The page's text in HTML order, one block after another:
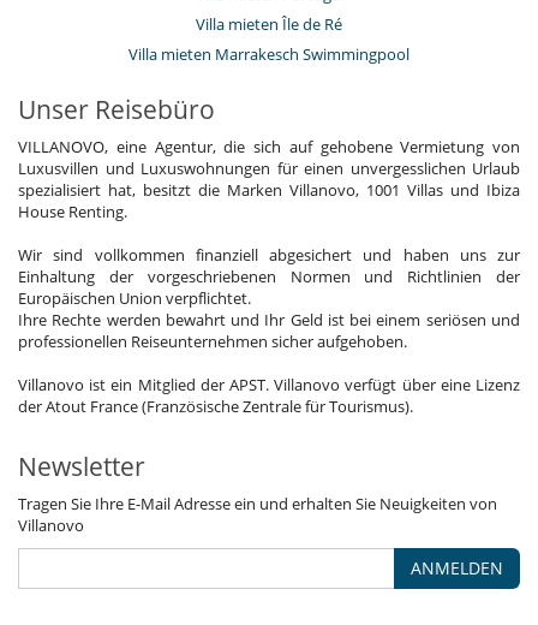
Villa mieten Île de Ré
Villa mieten Marrakesch Swimmingpool
Unser Reisebüro
VILLANOVO, eine Agentur, die sich auf gehobene Vermietung von
Luxusvillen und Luxuswohnungen für einen unvergesslichen Urlaub
spezialisiert hat, besitzt die Marken Villanovo, 1001 Villas und Ibiza
House Renting.
Wir sind vollkommen finanziell abgesichert und haben uns zur
Einhaltung der vorgeschriebenen Normen und Richtlinien der
Europäischen Union verpflichtet.
Ihre Rechte werden bewahrt und Ihr Geld ist bei einem seriösen und
professionellen Reiseunternehmen sicher aufgehoben.
Villanovo ist ein Mitglied der APST. Villanovo verfügt über eine Lizenz
der Atout France (Französische Zentrale für Tourismus).
Newsletter
Tragen Sie Ihre E-Mail Adresse ein und erhalten Sie Neuigkeiten von
Villanovo
ANMELDEN